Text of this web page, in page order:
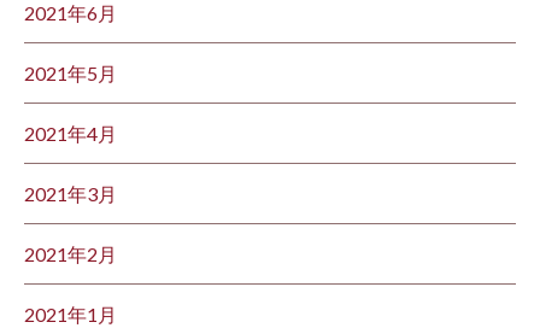
2021年6月
2021年5月
2021年4月
2021年3月
2021年2月
2021年1月